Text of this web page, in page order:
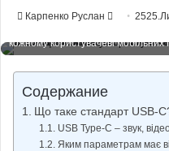
Карпенко Руслан
Send
email
кожному користувачеві мобільних
Содержание
Що таке стандарт USB-
USB Type-C – звук,
Яким параметрам має